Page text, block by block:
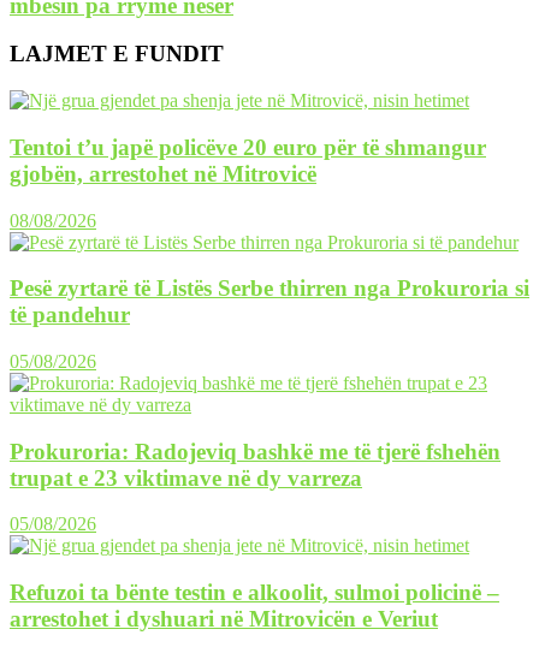
LAJMET E FUNDIT
Tentoi t’u japë policëve 20 euro për të shmangur
gjobën, arrestohet në Mitrovicë
08/08/2026
Pesë zyrtarë të Listës Serbe thirren nga Prokuroria si
të pandehur
05/08/2026
Prokuroria: Radojeviq bashkë me të tjerë fshehën
trupat e 23 viktimave në dy varreza
05/08/2026
Refuzoi ta bënte testin e alkoolit, sulmoi policinë –
arrestohet i dyshuari në Mitrovicën e Veriut